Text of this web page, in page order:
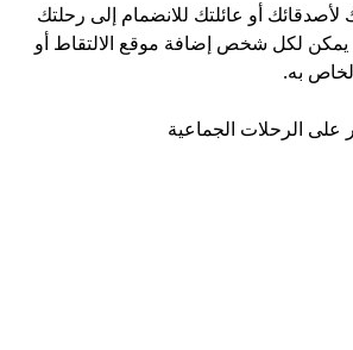
لأصدقائك أو عائلتك للانضمام إلى رحلتك
يمكن لكل شخص إضافة موقع الالتقاط أو
به.
على الرحلات الجماعية